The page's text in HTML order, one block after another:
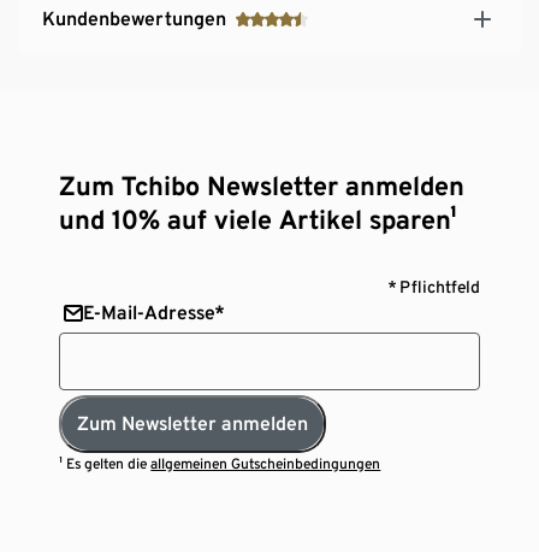
Kundenbewertungen
Zum Tchibo Newsletter anmelden
und 10% auf viele Artikel sparen¹
* Pflichtfeld
E-Mail-Adresse*
Zum Newsletter anmelden
¹ Es gelten dieallgemeinen Gutscheinbedingungen